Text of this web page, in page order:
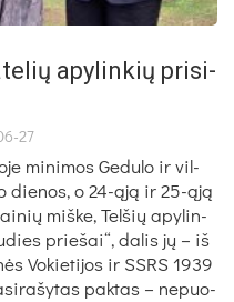
apy­lin­kių pri­si­
27
mi­ni­mos Ge­du­lo ir vil­
o 24-ąją ir 25-ąją
miš­ke, Tel­šių apy­lin­
prie­šai“, da­lis jų – iš
Vo­kie­ti­jos ir SSRS 1939
pa­ktas – ne­puo­